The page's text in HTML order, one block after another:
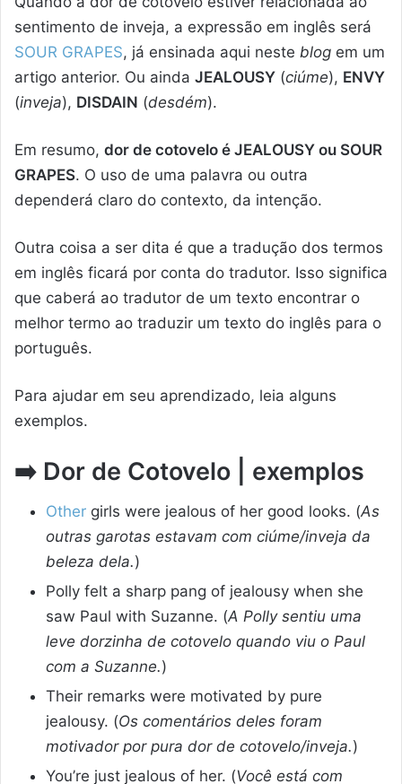
sentimento de inveja, a expressão em inglês será
SOUR GRAPES, já ensinada aqui neste blog em um
artigo anterior. Ou ainda JEALOUSY (ciúme), ENVY
(inveja), DISDAIN (desdém).
Em resumo, dor de cotovelo é JEALOUSY ou SOUR
GRAPES. O uso de uma palavra ou outra
dependerá claro do contexto, da intenção.
Outra coisa a ser dita é que a tradução dos termos
em inglês ficará por conta do tradutor. Isso significa
que caberá ao tradutor de um texto encontrar o
melhor termo ao traduzir um texto do inglês para o
português.
Para ajudar em seu aprendizado, leia alguns
exemplos.
➡️ Dor de Cotovelo | exemplos
Other girls were jealous of her good looks. (As
outras garotas estavam com ciúme/inveja da
beleza dela.)
Polly felt a sharp pang of jealousy when she
saw Paul with Suzanne. (A Polly sentiu uma
leve dorzinha de cotovelo quando viu o Paul
com a Suzanne.)
Their remarks were motivated by pure
jealousy. (Os comentários deles foram
motivador por pura dor de cotovelo/inveja.)
You’re just jealous of her. (Você está com